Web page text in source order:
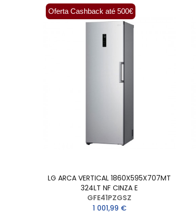
Oferta Cashback até 500€
LG ARCA VERTICAL 1860X595X707MT
324LT NF CINZA E
GFE41PZGSZ
1 001,99 €